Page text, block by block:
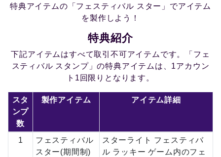
特典アイテムの「フェスティバル スター」でアイテム
を製作しよう！
特典紹介
下記アイテムはすべて取引不可アイテムです。「フェ
スティバル スタンプ」の特典アイテムは、1アカウン
ト1回限りとなります。
スタ
ンプ
数
製作アイテム アイテム詳細
1
フェスティバル
スター(期間制)
スターライト フェスティバ
ル ラッキー ゲーム内のフェ